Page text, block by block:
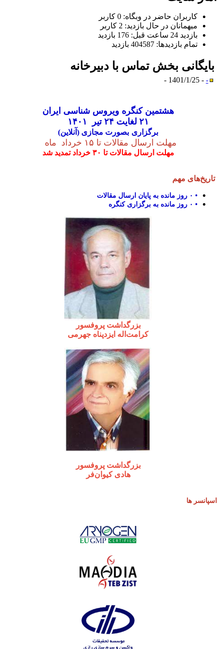
کاربران حاضر در وبگاه: 0 کاربر
ميهمانان در حال بازديد: 2 کاربر
بازديد 24 ساعت قبل: 176 بازدید
تمام بازديد‌ها: 404587 بازدید
بخش تماس با دبیرخانه
-
- 1401/1/25 -
هشتمین کنگره ویروس شناسی ایران
۲۱ لغایت ۲۴ تیر ۱۴۰۱
برگزاری بصورت مجازی (آنلاین)
مهلت ارسال مقالات تا ۱۵ خرداد ماه
مهلت ارسال مقالات تا ۳۰ خرداد تمدید شد
مهم
• ۰ روز مانده به پایان ارسال مقالات
•
۰ روز مانده به برگزاری کنگره
بزرگداشت پروفسور
کرامت‌اله ایزدپناه جهرمی
بزرگداشت پروفسور
هادی کیوان‌فر
ها